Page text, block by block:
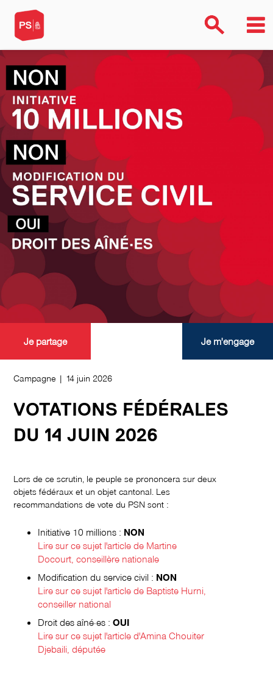
Campagne | 14 juin 2026
VOTATIONS FÉDÉRALES
DU 14 JUIN 2026
Lors de ce scrutin, le peuple se prononcera sur deux
objets fédéraux et un objet cantonal. Les
recommandations de vote du PSN sont :
Initiative 10 millions : NON
Lire sur ce sujet l'article de Martine
Docourt, conseillère nationale
Modification du service civil : NON
Lire sur ce sujet l'article de Baptiste Hurni,
conseiller national
Droit des aîné·es : OUI
Lire sur ce sujet l'article d'Amina Chouiter
Djebaili, députée
Je partage Je m'engage